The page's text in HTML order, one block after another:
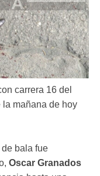
carrera 16 del
la mañana de hoy
bala fue
Oscar Granados